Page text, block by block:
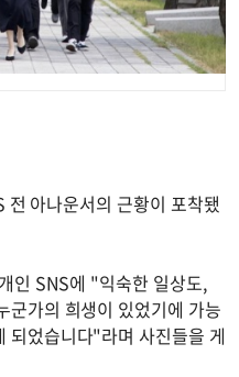
아나운서의 근황이 포착됐
인 SNS에 "익숙한 일상도,
군가의 희생이 있었기에 가능
되었습니다"라며 사진들을 게